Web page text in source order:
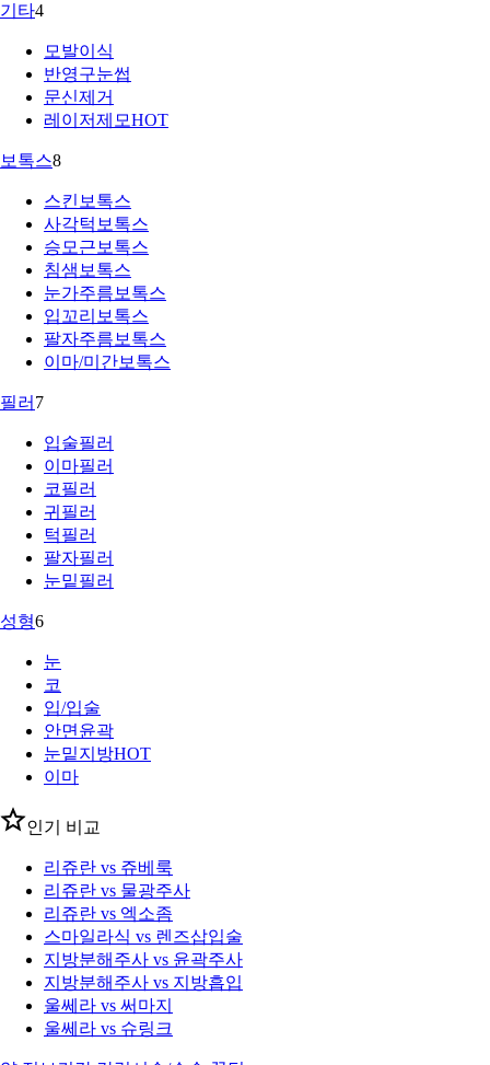
기타4
모발이식
반영구눈썹
문신제거
레이저제모HOT
보톡스8
스킨보톡스
사각턱보톡스
승모근보톡스
침샘보톡스
눈가주름보톡스
입꼬리보톡스
팔자주름보톡스
이마/미간보톡스
필러 7
입술필러
이마필러
코필러
귀필러
턱필러
팔자필러
눈밑필러
성형6
눈
코
입/입술
안면윤곽
눈밑지방HOT
이마
인기 비교
리쥬란 vs 쥬베룩
리쥬란 vs 물광주사
리쥬란 vs 엑소좀
스마일라식 vs 렌즈삽입술
지방분해주사 vs 윤곽주사
지방분해주사 vs 지방흡입
울쎄라 vs 써마지
울쎄라 vs 슈링크